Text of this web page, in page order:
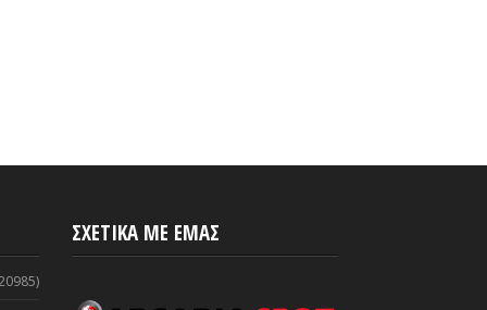
ΣΧΕΤΙΚΑ ΜΕ ΕΜΑΣ